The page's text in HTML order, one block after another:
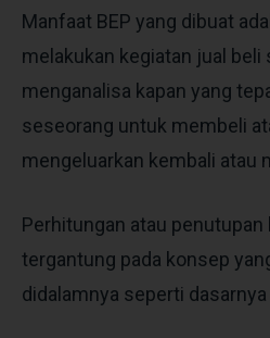
Manfaat BEP yang dibuat
melakukan kegiatan jual beli
menganalisa kapan yang
seseorang untuk membeli
mengeluarkan kembali atau
Perhitungan atau
tergantung pada konsep
didalamnya seperti